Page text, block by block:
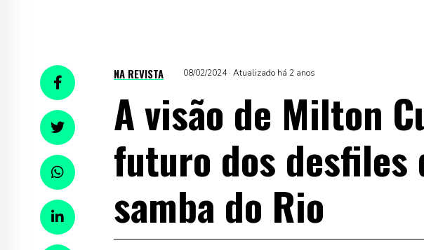
NA REVISTA 08/02/2024 · Atualizado há 2 anos
A visão de Milton
futuro dos desfiles
samba do Rio